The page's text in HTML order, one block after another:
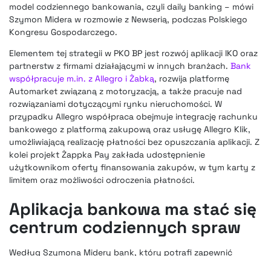
model codziennego bankowania, czyli daily banking – mówi
Szymon Midera w rozmowie z Newserią, podczas Polskiego
Kongresu Gospodarczego.
Elementem tej strategii w PKO BP jest rozwój aplikacji IKO oraz
partnerstw z firmami działającymi w innych branżach. Bank
współpracuje m.in. z Allegro i Żabką, rozwija platformę
Automarket związaną z motoryzacją, a także pracuje nad
rozwiązaniami dotyczącymi rynku nieruchomości. W
przypadku Allegro współpraca obejmuje integrację rachunku
bankowego z platformą zakupową oraz usługę Allegro Klik,
umożliwiającą realizację płatności bez opuszczania aplikacji. Z
kolei projekt Żappka Pay zakłada udostępnienie
użytkownikom oferty finansowania zakupów, w tym karty z
limitem oraz możliwości odroczenia płatności.
Aplikacja bankowa ma stać się
centrum codziennych spraw
Według Szymona Midery bank, który potrafi zapewnić